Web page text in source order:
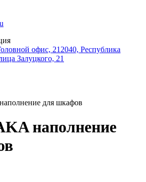
офис, 212040, Республика
Залуцкого, 21
для шкафов
наполнение